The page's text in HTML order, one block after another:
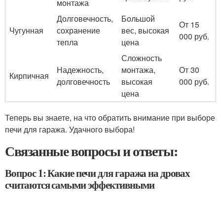
монтажа
Чугунная
Долговечность,
сохранение
тепла
Большой
вес, высокая
цена
От 15
000 руб.
Кирпичная
Надежность,
долговечность
Сложность
монтажа,
высокая
цена
От 30
000 руб.
Теперь вы знаете, на что обратить внимание при выборе
печи для гаража. Удачного выбора!
Связанные вопросы и ответы:
Вопрос 1: Какие печи для гаража на дровах
считаются самыми эффективными